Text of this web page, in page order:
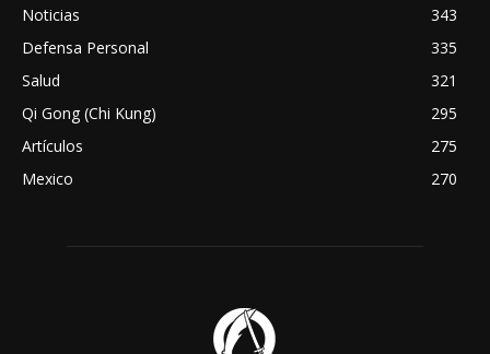
Noticias
343
Defensa Personal
335
Salud
321
Qi Gong (Chi Kung)
295
Artículos
275
Mexico
270